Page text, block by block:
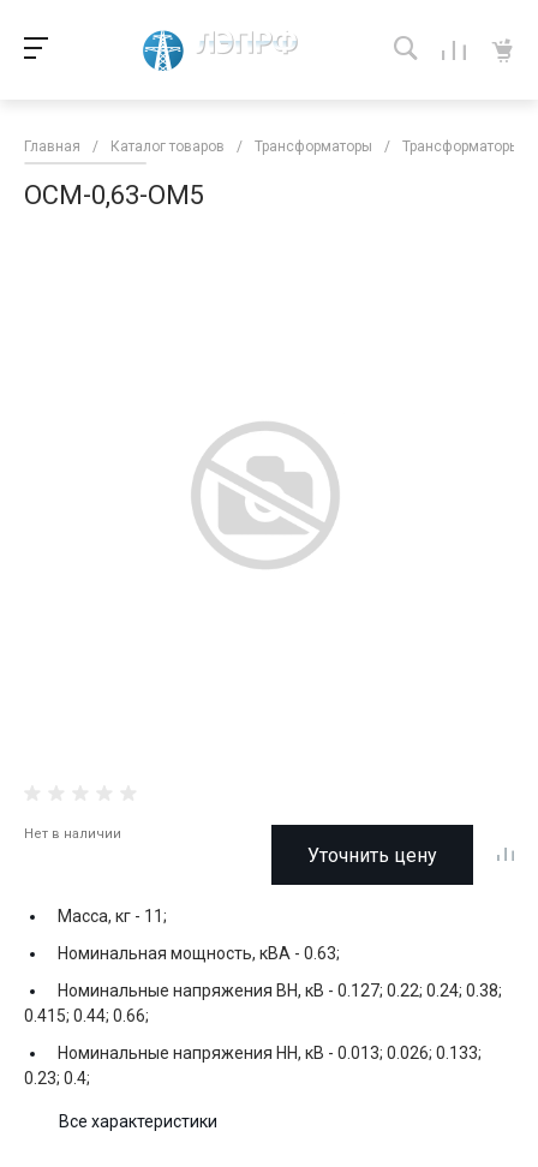
Главная / Каталог товаров / Трансформаторы / Трансформаторы
ОСМ-0,63-ОМ5
Нет в наличии
Уточнить цену
Масса, кг - 11;
Номинальная мощность, кВА - 0.63;
Номинальные напряжения ВН, кВ - 0.127; 0.22; 0.24; 0.38;
0.415; 0.44; 0.66;
Номинальные напряжения НН, кВ - 0.013; 0.026; 0.133;
0.23; 0.4;
Все характеристики